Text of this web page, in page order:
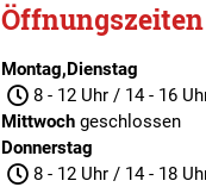
Öffnungszeiten
Montag,Dienstag
8 - 12 Uhr / 14 - 16
Mittwoch geschlossen
Donnerstag
8 - 12 Uhr / 14 - 18